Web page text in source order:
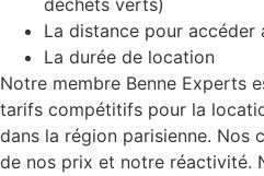
déchets verts)
La distance pour accéder
La durée de location
Notre membre Benne Experts
tarifs compétitifs pour la
dans la région parisienne. Nos
de nos prix et notre réactivité.